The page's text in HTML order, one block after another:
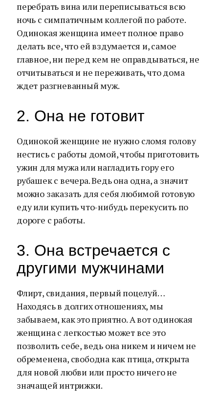
перебрать вина или переписываться всю
ночь с симпатичным коллегой по работе.
Одинокая женщина имеет полное право
делать все, что ей вздумается и, самое
главное, ни перед кем не оправдываться, не
отчитываться и не переживать, что дома
ждет разгневанный муж.
2. Она не готовит
Одинокой женщине не нужно сломя голову
нестись с работы домой, чтобы приготовить
ужин для мужа или нагладить гору его
рубашек с вечера. Ведь она одна, а значит
можно заказать для себя любимой готовую
еду или купить что-нибудь перекусить по
дороге с работы.
3. Она встречается с
другими мужчинами
Флирт, свидания, первый поцелуй…
Находясь в долгих отношениях, мы
забываем, как это приятно. А вот одинокая
женщина с легкостью может все это
позволить себе, ведь она никем и ничем не
обременена, свободна как птица, открыта
для новой любви или просто ничего не
значащей интрижки.